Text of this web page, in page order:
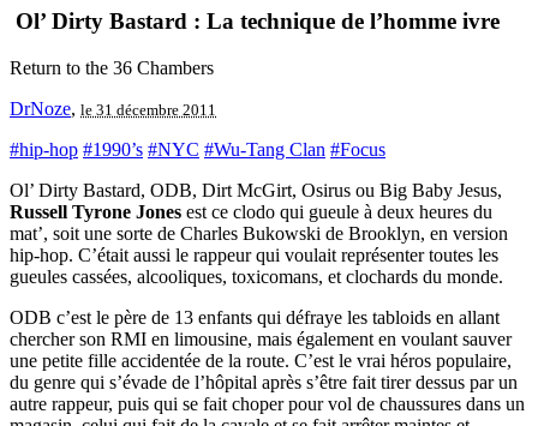
Ol’ Dirty Bastard : La technique de l’homme ivre
Return to the 36 Chambers
DrNoze, le 31 décembre 2011
#hip-hop #1990’s #NYC #Wu-Tang Clan #Focus
Ol’ Dirty Bastard, ODB, Dirt McGirt, Osirus ou Big Baby Jesus,
Russell Tyrone Jones est ce clodo qui gueule à deux heures du
mat’, soit une sorte de Charles Bukowski de Brooklyn, en version
hip-hop. C’était aussi le rappeur qui voulait représenter toutes les
gueules cassées, alcooliques, toxicomans, et clochards du monde.
ODB c’est le père de 13 enfants qui défraye les tabloids en allant
chercher son RMI en limousine, mais également en voulant sauver
une petite fille accidentée de la route. C’est le vrai héros populaire,
du genre qui s’évade de l’hôpital après s’être fait tirer dessus par un
autre rappeur, puis qui se fait choper pour vol de chaussures dans un